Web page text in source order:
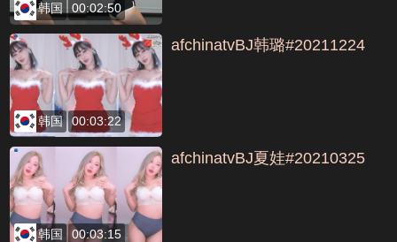
韩国 00:02:50
韩国 00:03:22
afchinatvBJ韩璐#20211224
韩国 00:03:15
afchinatvBJ夏娃#20210325